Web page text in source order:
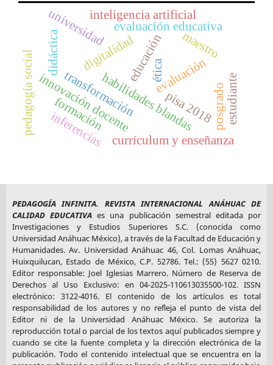
transformación
digitalidadeducación
universidad
habilidades blandas
evaluación educativa
innovación docente evaluación
pisa 2018
inteligencia artificial
posgrado
ética
estudiante
maestro
pedagogía social formación
didáctica
currículum y enseñanza
inferencias
PEDAGOGÍA INFINITA. REVISTA INTERNACIONAL ANÁHUAC DE
CALIDAD EDUCATIVA es una publicación semestral editada por
Investigaciones y Estudios Superiores S.C. (conocida como
Universidad Anáhuac México), a través de la Facultad de Educación y
Humanidades. Av. Universidad Anáhuac 46, Col. Lomas Anáhuac,
Huixquilucan, Estado de México, C.P. 52786. Tel.: (55) 5627 0210.
Editor responsable: Joel Iglesias Marrero. Número de Reserva de
Derechos al Uso Exclusivo: en 04-2025-110613035500-102. ISSN
electrónico: 3122-4016. El contenido de los artículos es total
responsabilidad de los autores y no refleja el punto de vista del
Editor ni de la Universidad Anáhuac México. Se autoriza la
reproducción total o parcial de los textos aquí publicados siempre y
cuando se cite la fuente completa y la dirección electrónica de la
publicación. Todo el contenido intelectual que se encuentra en la